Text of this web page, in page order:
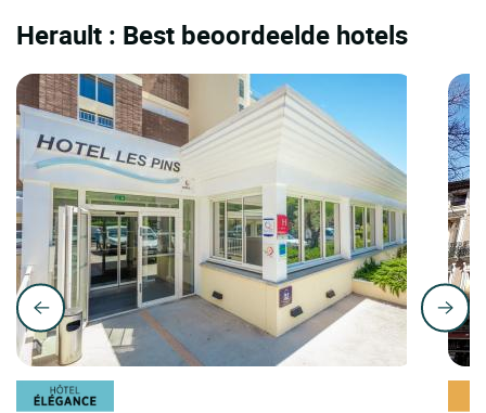
Herault : Best beoordeelde hotels